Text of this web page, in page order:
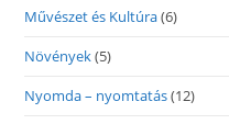
Művészet és Kultúra(6)
Növények(5)
Nyomda – nyomtatás(12)